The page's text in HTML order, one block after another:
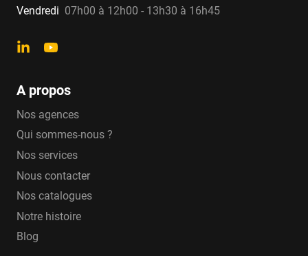
Vendredi 07h00 à 12h00 - 13h30 à 16h45
A propos
Nos agences
Qui sommes-nous ?
Nos services
Nous contacter
Nos catalogues
Notre histoire
Blog